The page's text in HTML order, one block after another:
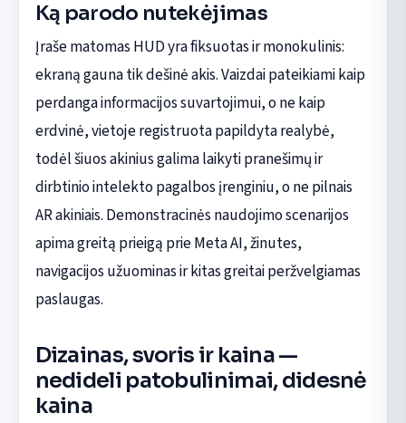
Ką parodo nutekėjimas
Įraše matomas HUD yra fiksuotas ir monokulinis:
ekraną gauna tik dešinė akis. Vaizdai pateikiami kaip
perdanga informacijos suvartojimui, o ne kaip
erdvinė, vietoje registruota papildyta realybė,
todėl šiuos akinius galima laikyti pranešimų ir
dirbtinio intelekto pagalbos įrenginiu, o ne pilnais
AR akiniais. Demonstracinės naudojimo scenarijos
apima greitą prieigą prie Meta AI, žinutes,
navigacijos užuominas ir kitas greitai peržvelgiamas
paslaugas.
Dizainas, svoris ir kaina —
nedideli patobulinimai, didesnė
kaina